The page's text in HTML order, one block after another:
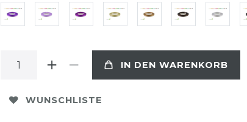
IN DEN WARENKORB
WUNSCHLISTE